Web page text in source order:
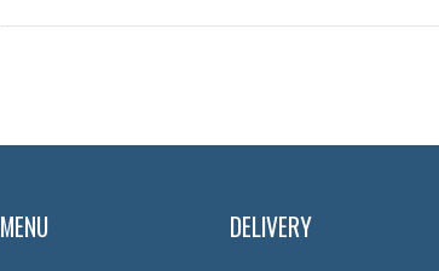
MENU DELIVERY